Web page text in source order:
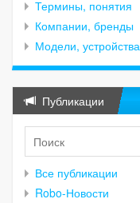
Термины, понятия
Компании, бренды
Модели, устройства
Публикации
Все публикации
Robo-Новости